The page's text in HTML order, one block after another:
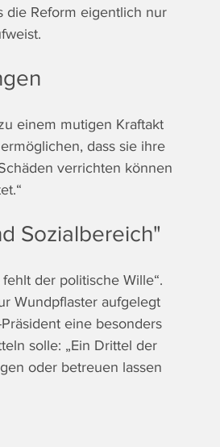
die Reform eigentlich nur
einem mutigen Kraftakt
dass sie ihre
verrichten können
Sozialbereich"
der politische Wille“.
Wundpflaster aufgelegt
eine besonders
solle: „Ein Drittel der
oder betreuen lassen